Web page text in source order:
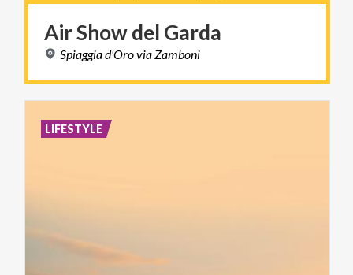
AirShowdel Garda
Spiaggiad'OroviaZamboni
LIFESTYLE